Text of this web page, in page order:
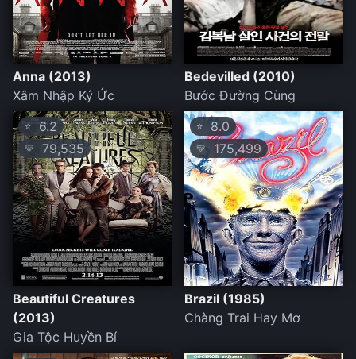
Anna (2013)
Xâm Nhập Ký Ức
Bedevilled (2010)
Bước Đường Cùng
⭐ 6.2
💛 79,535
Beautiful Creatures
(2013)
Gia Tộc Huyền Bí
⭐ 8.0
💛 175,499
Brazil (1985)
Chàng Trai Hay Mơ